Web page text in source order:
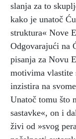
slanja za to
kako je unatoč
struktura« Nove
Odgovarajući na
pisanja za Novu
motivima
inzistira na
Unatoč tomu što
sastavke«, on i
živi od »svog